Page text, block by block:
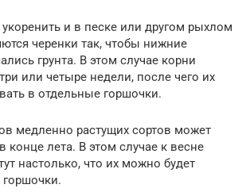
и в песке или другом рыхлом
черенки так, чтобы нижние
грунта. В этом случае корни
или четыре недели, после чего их
в отдельные горшочки.
медленно растущих сортов может
конце лета. В этом случае к весне
настолько, что их можно будет
горшочки.